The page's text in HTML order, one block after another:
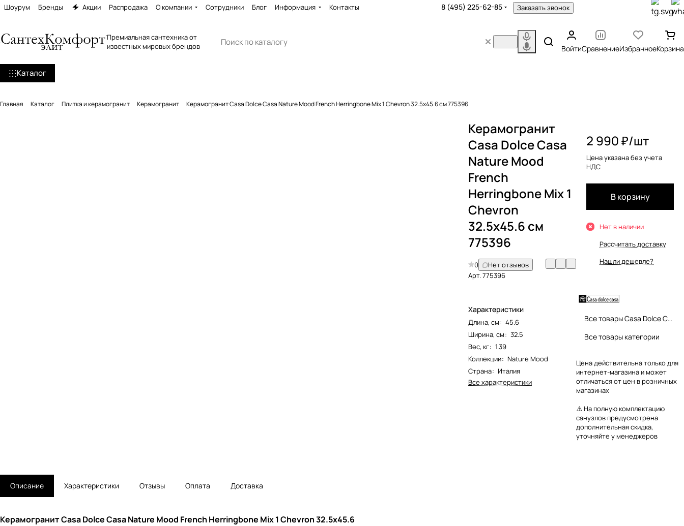
Шоурум Бренды Акции Распродажа О компании Сотрудники Блог Информация Контакты 8 (495) 225-62-85 Заказать звонок
Премиальная сантехника от
известных мировых брендов
ВойтиСравнениеИзбранноеКорзина
Каталог
Главная Каталог Плитка и керамогранит Керамогранит Керамогранит Casa Dolce Casa Nature Mood French Herringbone Mix 1 Chevron 32.5x45.6 см 775396
Керамогранит
Casa Dolce Casa
Nature Mood
French
Herringbone Mix 1
Chevron
32.5x45.6 см
775396
0
Нет отзывов
Арт.775396
Характеристики
Длина, см: 45.6
Ширина, см: 32.5
Вес, кг: 1.39
Коллекции: Nature Mood
Страна: Италия
Все характеристики
2 990 ₽/шт
Цена указана без учета
НДС
В корзину
Нет в наличии
Рассчитать доставку
Нашли дешевле?
Все товары Casa Dolce Casa
Все товары категории
Цена действительна только для
интернет-магазина и может
отличаться от цен в розничных
магазинах
⚠️ На полную комплектацию
санузлов предусмотрена
дополнительная скидка,
уточняйте у менеджеров
Описание Характеристики Отзывы Оплата Доставка
Керамогранит Casa Dolce Casa Nature Mood French Herringbone Mix 1 Chevron 32.5x45.6